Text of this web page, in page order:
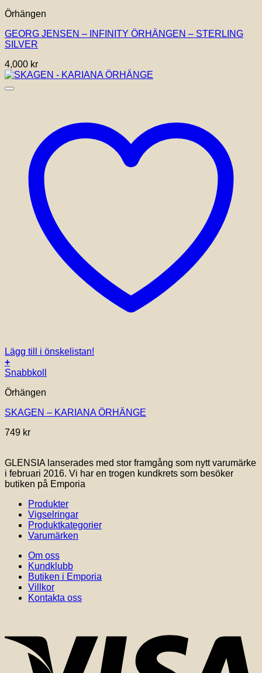
Örhängen
GEORG JENSEN – INFINITY ÖRHÄNGEN – STERLING
SILVER
4,000 kr
Lägg till i önskelistan!
+
Snabbkoll
Örhängen
SKAGEN – KARIANA ÖRHÄNGE
749 kr
GLENSIA lanserades med stor framgång som nytt varumärke
i februari 2016. Vi har en trogen kundkrets som besöker
butiken på Emporia
Produkter
Vigselringar
Produktkategorier
Varumärken
Om oss
Kundklubb
Butiken i Emporia
Villkor
Kontakta oss